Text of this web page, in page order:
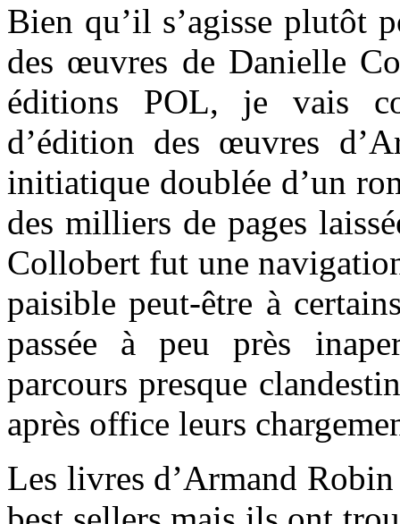
Bien qu’il s’agisse plutôt
des œuvres de Danielle
éditions POL, je vais
d’édition des œuvres
initiatique doublée d’un
des milliers de pages
Collobert fut une
paisible peut-être à
passée à peu près
parcours presque
après office leurs
Les livres d’Armand